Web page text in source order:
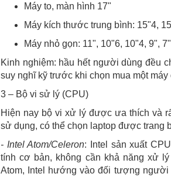
Máy to, màn hình 17"
Máy kích thước trung bình: 15"4,
Máy nhỏ gọn: 11", 10"6, 10"4, 9",
Kinh nghiệm: hầu hết người dùng đều
suy nghĩ kỹ trước khi chọn mua một
3 – Bộ vi sử lý (CPU)
Hiện nay bộ vi xử lý được ưa thích và
sử dụng, có thể chọn laptop được trang
- Intel Atom/Celeron: Intel sản xuất
tính cơ bản, không cần khả năng xử
Atom, Intel hướng vào đối tượng người